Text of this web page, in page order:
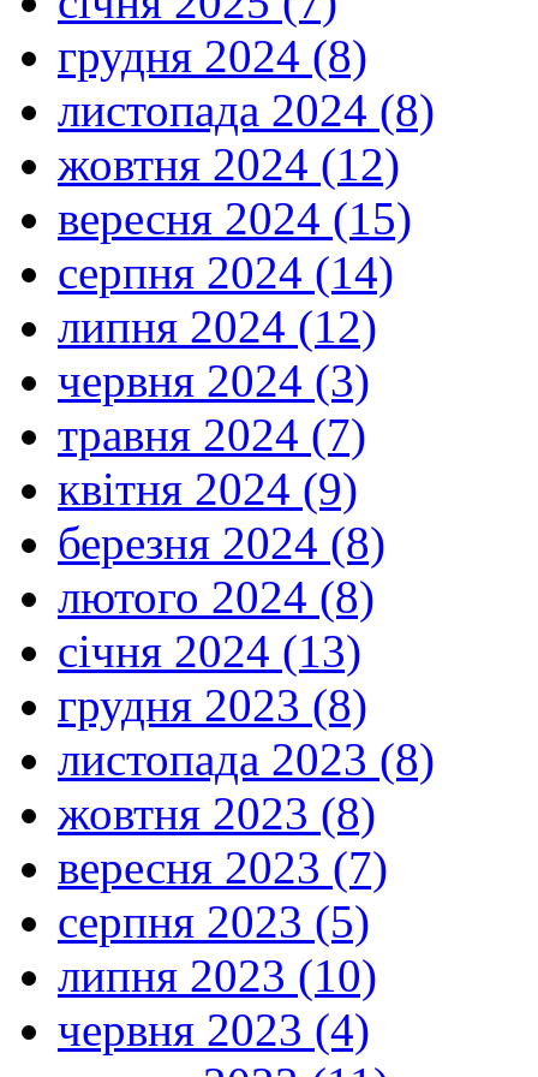
грудня 2024 (8)
листопада 2024 (8)
жовтня 2024 (12)
вересня 2024 (15)
серпня 2024 (14)
липня 2024 (12)
червня 2024 (3)
травня 2024 (7)
квітня 2024 (9)
березня 2024 (8)
лютого 2024 (8)
січня 2024 (13)
грудня 2023 (8)
листопада 2023 (8)
жовтня 2023 (8)
вересня 2023 (7)
серпня 2023 (5)
липня 2023 (10)
червня 2023 (4)